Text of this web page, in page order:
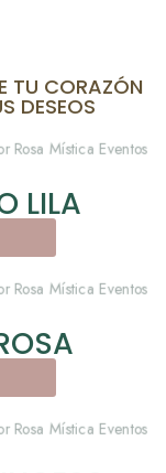
TU CORAZÓN
DESEOS
LILA